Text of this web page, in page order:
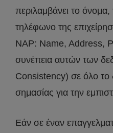
περιλαμβάνει το όνομα,
τηλέφωνο της
NAP: Name, Address,
συνέπεια αυτών των
Consistency) σε όλο το
σημασίας για την
Εάν σε έναν